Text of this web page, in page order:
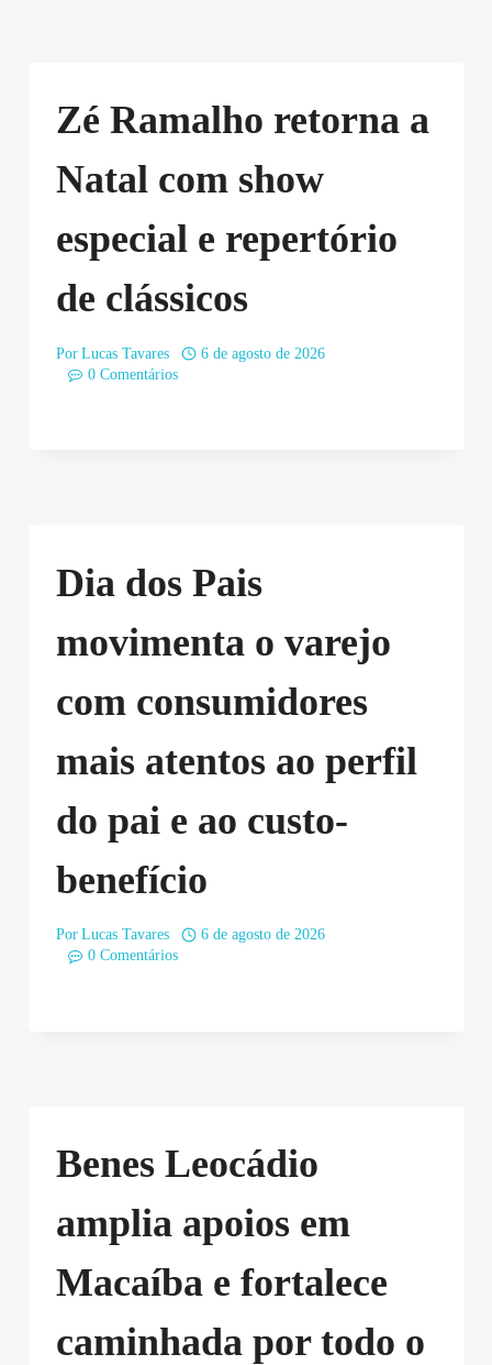
Zé Ramalho retorna a
Natal com show
especial e repertório
de clássicos
Por Lucas Tavares
6 de agosto de 2026
0 Comentários
Dia dos Pais
movimenta o varejo
com consumidores
mais atentos ao perfil
do pai e ao custo-
benefício
Por Lucas Tavares
6 de agosto de 2026
0 Comentários
Benes Leocádio
amplia apoios em
Macaíba e fortalece
caminhada por todo o